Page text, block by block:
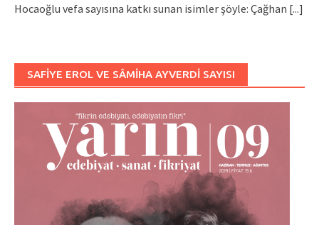
Hocaoğlu vefa sayısına katkı sunan isimler şöyle: Çağhan [...]
SAFIYE EROL VE SÂMIHA AYVERDI SAYISI